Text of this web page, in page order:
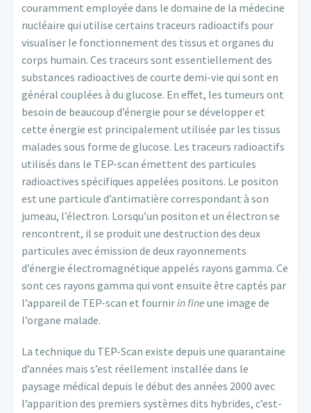
couramment employée dans le domaine de la médecine
nucléaire qui utilise certains traceurs radioactifs pour
visualiser le fonctionnement des tissus et organes du
corps humain. Ces traceurs sont essentiellement des
substances radioactives de courte demi-vie qui sont en
général couplées à du glucose. En effet, les tumeurs ont
besoin de beaucoup d’énergie pour se développer et
cette énergie est principalement utilisée par les tissus
malades sous forme de glucose. Les traceurs radioactifs
utilisés dans le TEP-scan émettent des particules
radioactives spécifiques appelées positons. Le positon
est une particule d’antimatière correspondant à son
jumeau, l’électron. Lorsqu’un positon et un électron se
rencontrent, il se produit une destruction des deux
particules avec émission de deux rayonnements
d’énergie électromagnétique appelés rayons gamma. Ce
sont ces rayons gamma qui vont ensuite être captés par
l’appareil de TEP-scan et fournirin fine une image de
l’organe malade.
La technique du TEP-Scan existe depuis une quarantaine
d’années mais s’est réellement installée dans le
paysage médical depuis le début des années 2000 avec
l’apparition des premiers systèmes dits hybrides, c’est-